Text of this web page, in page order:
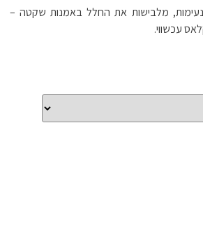
נעימות, מלבישות את החלל באמנות שקטה –
עכשווי.